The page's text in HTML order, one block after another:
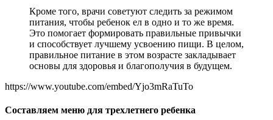
Кроме того, врачи советуют следить за режимом
питания, чтобы ребенок ел в одно и то же время.
Это помогает формировать правильные привычки
и способствует лучшему усвоению пищи. В целом,
правильное питание в этом возрасте закладывает
основы для здоровья и благополучия в будущем.
https://www.youtube.com/embed/Yjo3mRaTuTo
Составляем меню для трехлетнего ребенка